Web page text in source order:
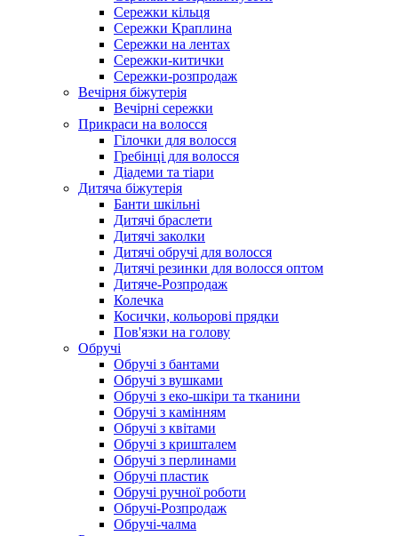
Сережки кільця
Сережки Краплина
Сережки на лентах
Сережки-китички
Сережки-розпродаж
Вечірня біжутерія
Вечірні сережки
Прикраси на волосся
Гілочки для волосся
Гребінці для волосся
Діадеми та тіари
Дитяча біжутерія
Банти шкільні
Дитячі браслети
Дитячі заколки
Дитячі обручі для волосся
Дитячі резинки для волосся оптом
Дитяче-Розпродаж
Колечка
Косички, кольорові прядки
Пов'язки на голову
Обручі
Обручі з бантами
Обручі з вушками
Обручі з еко-шкіри та тканини
Обручі з камінням
Обручі з квітами
Обручі з кришталем
Обручі з перлинами
Обручі пластик
Обручі ручної роботи
Обручі-Розпродаж
Обручі-чалма